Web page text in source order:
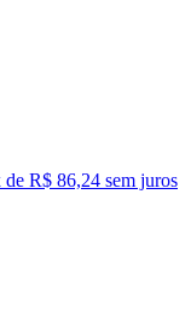
de R$ 86,24 sem juros